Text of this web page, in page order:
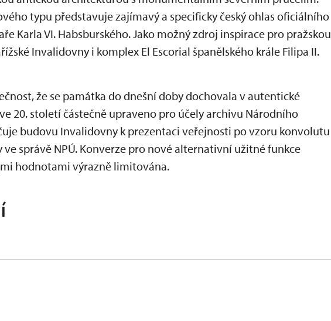
typu představuje zajímavý a specificky český ohlas oficiálního
Karla VI. Habsburského. Jako možný zdroj inspirace pro pražskou
Invalidovny i komplex El Escorial španělského krále Filipa II.
že se památka do dnešní doby dochovala v autentické
20. století částečně upraveno pro účely archivu Národního
budovu Invalidovny k prezentaci veřejnosti po vzoru konvolutu
správě NPÚ. Konverze pro nové alternativní užitné funkce
hodnotami výrazně limitována.